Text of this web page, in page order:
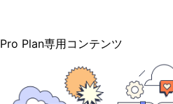
Pro Plan専用コンテンツ